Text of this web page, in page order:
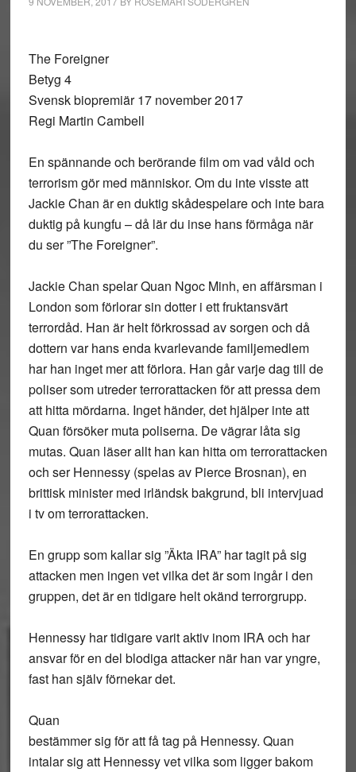
The Foreigner
Betyg 4
Svensk biopremiär 17 november 2017
Regi Martin Cambell
En spännande och berörande film om vad våld och
terrorism gör med människor. Om du inte visste att
Jackie Chan är en duktig skådespelare och inte bara
duktig på kungfu – då lär du inse hans förmåga när
du ser ”The Foreigner”.
Jackie Chan spelar Quan Ngoc Minh, en affärsman i
London som förlorar sin dotter i ett fruktansvärt
terrordåd. Han är helt förkrossad av sorgen och då
dottern var hans enda kvarlevande familjemedlem
har han inget mer att förlora. Han går varje dag till de
poliser som utreder terrorattacken för att pressa dem
att hitta mördarna. Inget händer, det hjälper inte att
Quan försöker muta poliserna. De vägrar låta sig
mutas. Quan läser allt han kan hitta om terrorattacken
och ser Hennessy (spelas av Pierce Brosnan), en
brittisk minister med irländsk bakgrund, bli intervjuad
i tv om terrorattacken.
En grupp som kallar sig ”Äkta IRA” har tagit på sig
attacken men ingen vet vilka det är som ingår i den
gruppen, det är en tidigare helt okänd terrorgrupp.
Hennessy har tidigare varit aktiv inom IRA och har
ansvar för en del blodiga attacker när han var yngre,
fast han själv förnekar det.
Quan
bestämmer sig för att få tag på Hennessy. Quan
intalar sig att Hennessy vet vilka som ligger bakom